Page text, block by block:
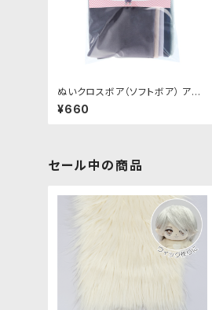
ぬいクロスボア（ソフトボア） アソ
ートセット（ニュアンスカラー）｜清
原株式会社
¥660
セール中の商品